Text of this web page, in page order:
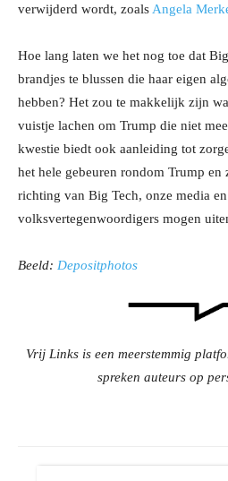
verwijderd wordt, zoals Angela
Hoe lang laten we het nog toe dat
brandjes te blussen die haar eigen
hebben? Het zou te makkelijk zijn
vuistje lachen om Trump die niet
kwestie biedt ook aanleiding tot
het hele gebeuren rondom Trump en
richting van Big Tech, onze media
volksvertegenwoordigers mogen
Beeld: Depositphotos
Vrij Links is een meerstemmig
spreken auteurs op